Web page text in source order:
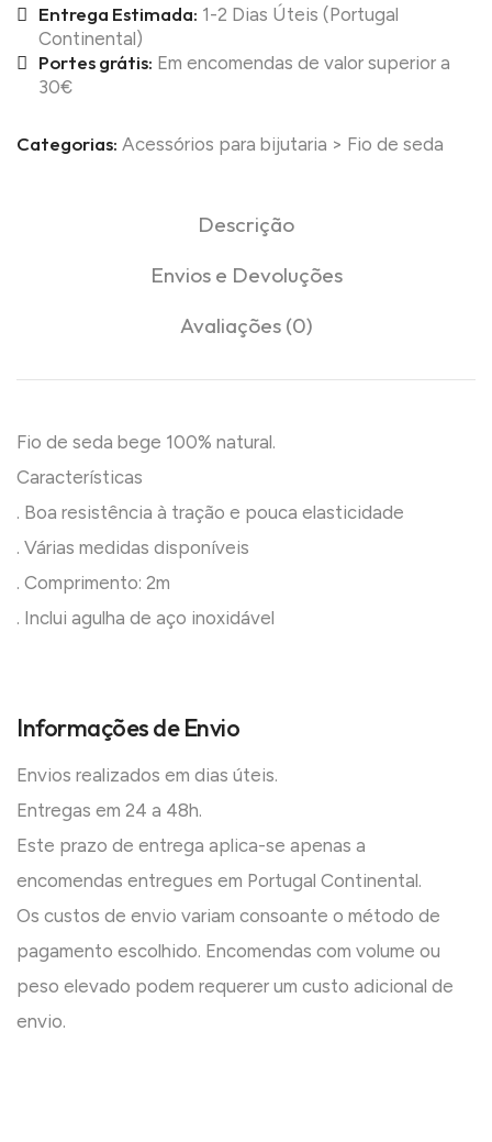
Entrega Estimada: 1-2 Dias Úteis (Portugal
Continental)
Portes grátis: Em encomendas de valor superior a
30€
Categorias: Acessórios para bijutaria > Fio de seda
Descrição
Envios e Devoluções
Avaliações (0)
Fio de seda bege 100% natural.
Características
. Boa resistência à tração e pouca elasticidade
. Várias medidas disponíveis
. Comprimento: 2m
. Inclui agulha de aço inoxidável
Informações de Envio
Envios realizados em dias úteis.
Entregas em 24 a 48h.
Este prazo de entrega aplica-se apenas a
encomendas entregues em Portugal Continental.
Os custos de envio variam consoante o método de
pagamento escolhido. Encomendas com volume ou
peso elevado podem requerer um custo adicional de
envio.